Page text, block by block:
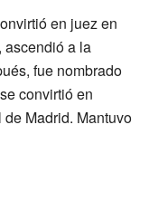
en juez en
ascendió a la
fue nombrado
convirtió en
Madrid. Mantuvo